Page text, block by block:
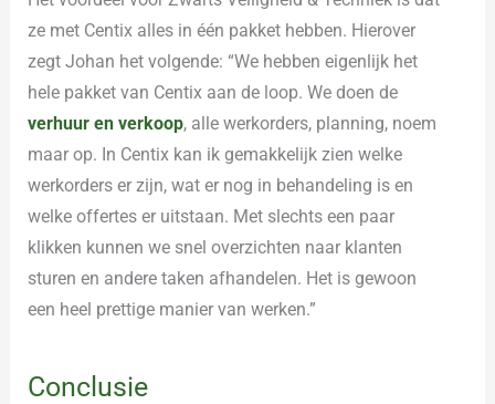
ze met Centix alles in één pakket hebben. Hierover
zegt Johan het volgende: “We hebben eigenlijk het
hele pakket van Centix aan de loop. We doen de
verhuur en verkoop, alle werkorders, planning, noem
maar op. In Centix kan ik gemakkelijk zien welke
werkorders er zijn, wat er nog in behandeling is en
welke offertes er uitstaan. Met slechts een paar
klikken kunnen we snel overzichten naar klanten
sturen en andere taken afhandelen. Het is gewoon
een heel prettige manier van werken.”
Conclusie